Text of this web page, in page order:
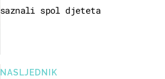
saznali spol djeteta
NASLJEDNIK